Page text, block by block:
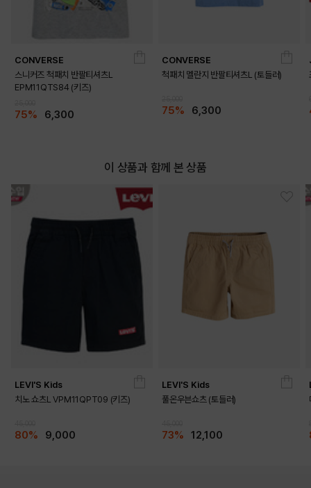
CONVERSE
스니커즈 척패치 반팔티셔츠L
EPM11QTS84 (키즈)
75% 6,300
CONVERSE
척패치 멜란지 반팔티셔츠L (토들러)
75% 6,300
이 상품과 함께 본 상품
LEVI'S Kids
치노 쇼츠L VPM11QPT09 (키즈)
80% 9,000
LEVI'S Kids
풀온우븐쇼츠 (토들러)
73% 12,100